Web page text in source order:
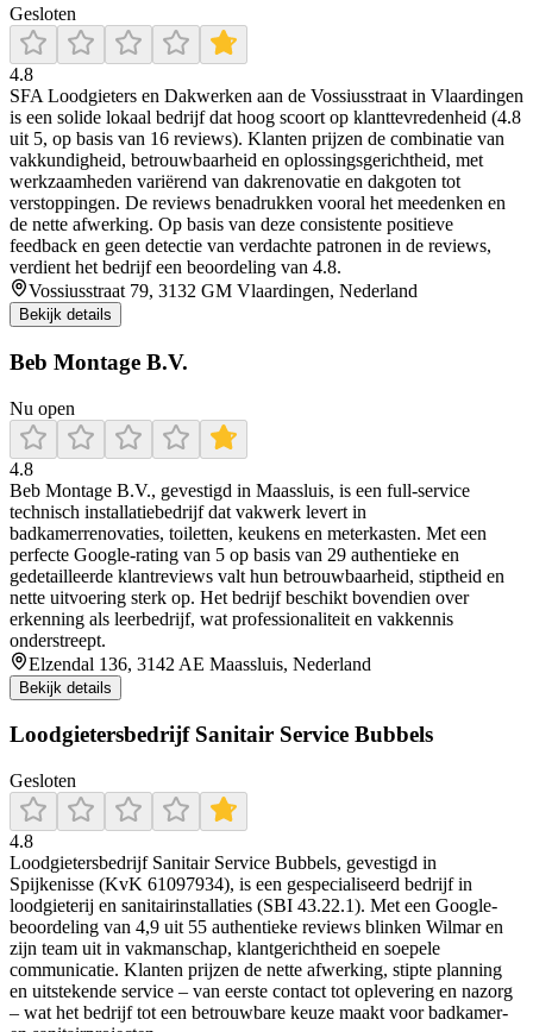
Gesloten
4.8
SFA Loodgieters en Dakwerken aan de Vossiusstraat in Vlaardingen
is een solide lokaal bedrijf dat hoog scoort op klanttevredenheid (4.8
uit 5, op basis van 16 reviews). Klanten prijzen de combinatie van
vakkundigheid, betrouwbaarheid en oplossingsgerichtheid, met
werkzaamheden variërend van dakrenovatie en dakgoten tot
verstoppingen. De reviews benadrukken vooral het meedenken en
de nette afwerking. Op basis van deze consistente positieve
feedback en geen detectie van verdachte patronen in de reviews,
verdient het bedrijf een beoordeling van 4.8.
Vossiusstraat 79, 3132 GM Vlaardingen, Nederland
Bekijk details
Beb Montage B.V.
Nu open
4.8
Beb Montage B.V., gevestigd in Maassluis, is een full-service
technisch installatiebedrijf dat vakwerk levert in
badkamerrenovaties, toiletten, keukens en meterkasten. Met een
perfecte Google-rating van 5 op basis van 29 authentieke en
gedetailleerde klantreviews valt hun betrouwbaarheid, stiptheid en
nette uitvoering sterk op. Het bedrijf beschikt bovendien over
erkenning als leerbedrijf, wat professionaliteit en vakkennis
onderstreept.
Elzendal 136, 3142 AE Maassluis, Nederland
Bekijk details
Loodgietersbedrijf Sanitair Service Bubbels
Gesloten
4.8
Loodgietersbedrijf Sanitair Service Bubbels, gevestigd in
Spijkenisse (KvK 61097934), is een gespecialiseerd bedrijf in
loodgieterij en sanitairinstallaties (SBI 43.22.1). Met een Google-
beoordeling van 4,9 uit 55 authentieke reviews blinken Wilmar en
zijn team uit in vakmanschap, klantgerichtheid en soepele
communicatie. Klanten prijzen de nette afwerking, stipte planning
en uitstekende service – van eerste contact tot oplevering en nazorg
– wat het bedrijf tot een betrouwbare keuze maakt voor badkamer-